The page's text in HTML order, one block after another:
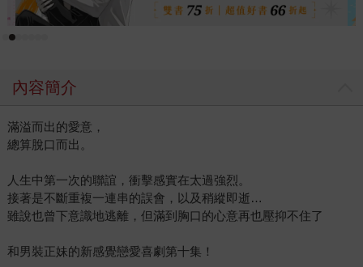
內容簡介
滿溢而出的愛意，
總算脫口而出。
人生中第一次的聯誼，衝擊感實在太過強烈。
接著是不斷重複一連串的誤會，以及稍縱即逝…
雖說也曾下意識地逃離，但滿到胸口的心意再也壓抑不住了
和男裝正妹的新感覺戀愛喜劇第十集！